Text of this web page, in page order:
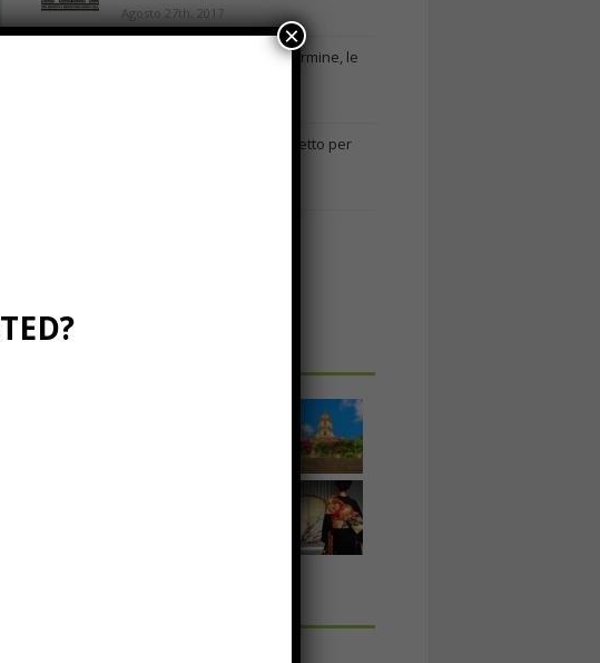
Agosto 27th, 2017
Noleggio a breve e lungo termine, le
Come realizzare un cancelletto per
NEWS IN UNA FOTO
×